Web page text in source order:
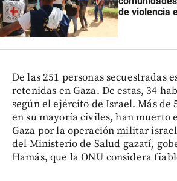
de violencia
De las 251 personas secuestradas
retenidas en Gaza. De estas, 34
según el ejército de Israel. Más de
en su mayoría civiles, han muerto
Gaza por la operación militar
del Ministerio de Salud gazatí,
Hamás, que la ONU considera